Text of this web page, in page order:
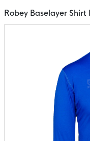
Robey Baselayer